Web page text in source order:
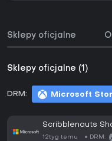
Sklepy oficjalne
Sklepy oficjalne (1)
DRM: Microsoft
Scribblenauts
12tyg temu DRM: